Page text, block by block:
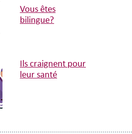
Vous êtes
bilingue?
Ils craignent pour
leur santé